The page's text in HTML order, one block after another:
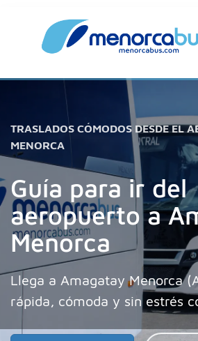
TRASLADOS CÓMODOS DESDE EL
MENORCA
Guía para ir del
aeropuerto a
Menorca
Llega a Amagatay Menorca
rápida, cómoda y sin estrés